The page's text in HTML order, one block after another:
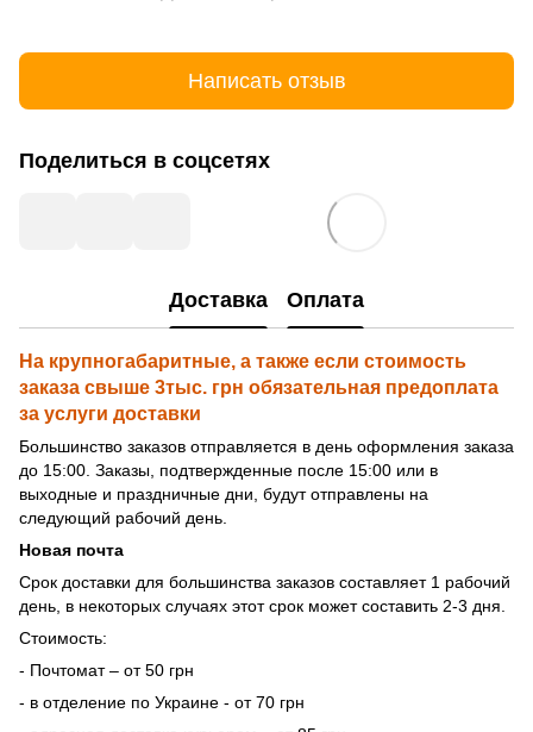
Написать отзыв
Поделиться в соцсетях
Доставка Оплата
На крупногабаритные, а также если стоимость
заказа свыше 3тыс. грн обязательная предоплата
за услуги доставки
Большинство заказов отправляется в день оформления заказа
до 15:00. Заказы, подтвержденные после 15:00 или в
выходные и праздничные дни, будут отправлены на
следующий рабочий день.
Новая почта
Срок доставки для большинства заказов составляет 1 рабочий
день, в некоторых случаях этот срок может составить 2-3 дня.
Стоимость:
- Почтомат – от 50 грн
- в отделение по Украине - от 70 грн